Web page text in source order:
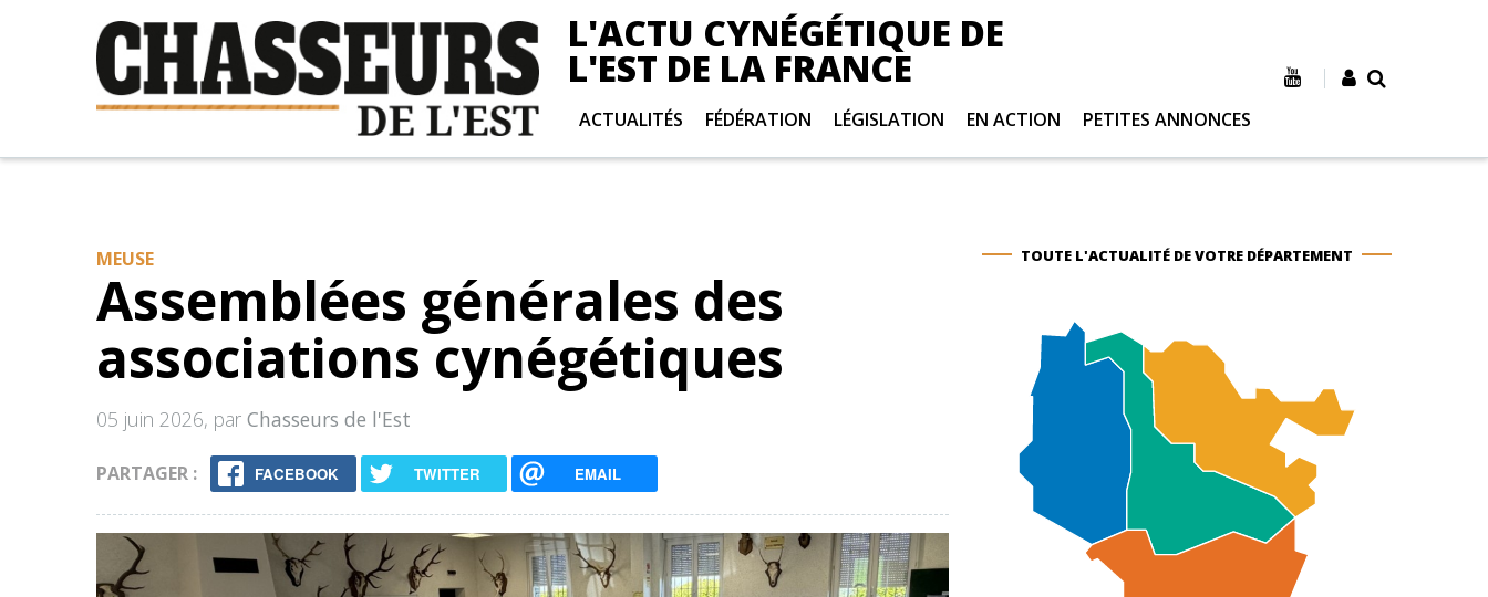
L'ACTU CYNÉGÉTIQUE DE
L'EST DE LA FRANCE
ACTUALITÉS FÉDÉRATION LÉGISLATION EN ACTION PETITES ANNONCES
MEUSE
Assemblées générales des
associations cynégétiques
05 juin 2026, par Chasseurs de l'Est
PARTAGER : FACEBOOK TWITTER EMAIL
TOUTE L'ACTUALITÉ DE VOTRE DÉPARTEMENT